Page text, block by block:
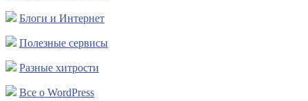
Блоги и Интернет
Полезные сервисы
Разные хитрости
Все о WordPress